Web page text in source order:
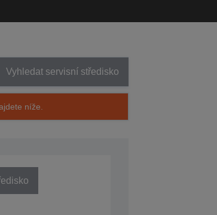
Vyhledat servisní středisko
níže.